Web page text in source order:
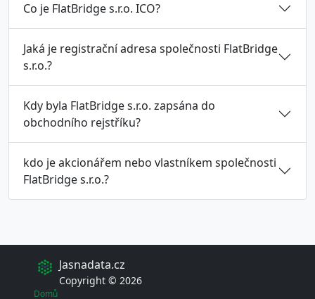
Co je FlatBridge s.r.o. ICO?
Jaká je registrační adresa společnosti FlatBridge
s.r.o.?
Kdy byla FlatBridge s.r.o. zapsána do
obchodního rejstříku?
kdo je akcionářem nebo vlastníkem společnosti
FlatBridge s.r.o.?
Jasnadata.cz
Copyright © 2026
Domů